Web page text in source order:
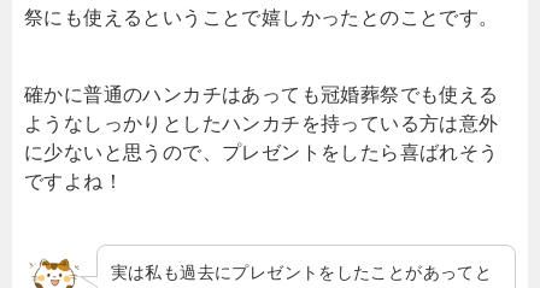
祭にも使えるということで嬉しかったとのことです。
確かに普通のハンカチはあっても冠婚葬祭でも使える
ようなしっかりとしたハンカチを持っている方は意外
に少ないと思うので、プレゼントをしたら喜ばれそう
ですよね！
実は私も過去にプレゼントをしたことがあってと